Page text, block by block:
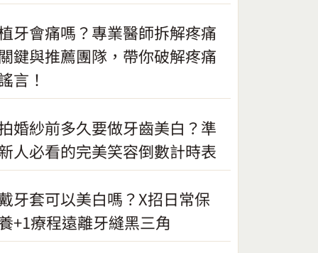
牙會痛嗎？專業醫師拆解疼痛
鍵與推薦團隊，帶你破解疼痛
言！
婚紗前多久要做牙齒美白？準
人必看的完美笑容倒數計時表
牙套可以美白嗎？X招日常保
+1療程遠離牙縫黑三角